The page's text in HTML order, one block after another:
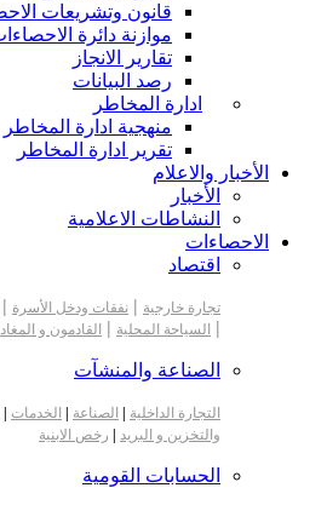
قانون وتشريعات
موازنة دائرة
تقارير الانجاز
رصد البيانات
ادارة المخاطر
منهجية ادارة المخاطر
تقرير ادارة المخاطر
الأخبار والاعلام
الأخبار
النشاطات الاعلامية
الاحصاءات
اقتصاد
تجارة خارجية | نفقات ودخل الأسرة |
| السياحة المحلية | القادمون و
الصناعة والمنشآت
التجارة الداخلية الصناعة الخدمات
والتخزين و البريد
رخص الابنية
الحسابات القومية